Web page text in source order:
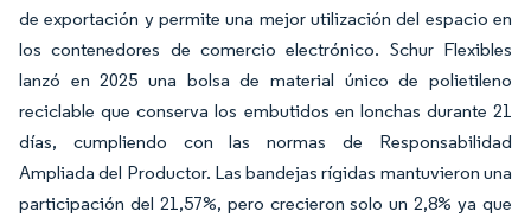
de exportación y permite una mejor utilización del espacio en
los contenedores de comercio electrónico. Schur Flexibles
lanzó en 2025 una bolsa de material único de polietileno
reciclable que conserva los embutidos en lonchas durante 21
días, cumpliendo con las normas de Responsabilidad
Ampliada del Productor. Las bandejas rígidas mantuvieron una
participación del 21,57%, pero crecieron solo un 2,8% ya que